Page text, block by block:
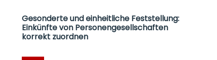
Gesonderte und einheitliche Feststellung:
Einkünfte von Personengesellschaften
korrekt zuordnen